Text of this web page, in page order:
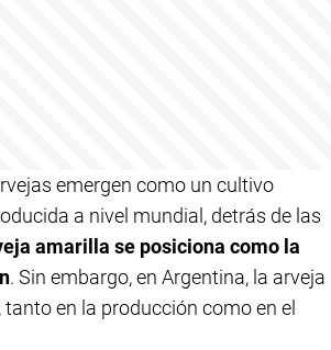
emergen como un cultivo
a nivel mundial, detrás de las
amarilla se posiciona como la
. Sin embargo, en Argentina, la arveja
en la producción como en el